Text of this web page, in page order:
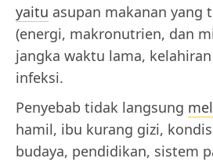
yaitu asupan makanan yang
(energi, makronutrien, dan
jangka waktu lama,
infeksi.
Penyebab tidak langsung
hamil, ibu kurang gizi,
budaya, pendidikan, sistem